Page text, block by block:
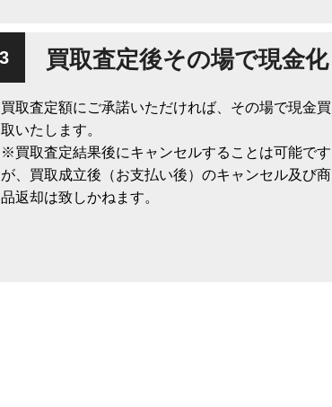
買取査定後その場で現金化
買取査定額にご承諾いただければ、その場で現金買
取いたします。
※買取査定結果後にキャンセルすることは可能です
が、買取成立後（お支払い後）のキャンセル及び商
品返却は致しかねます。